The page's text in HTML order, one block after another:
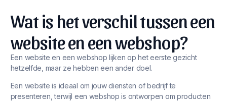
Wat is het verschil tussen een
website en een webshop?
Een website en een webshop lijken op het eerste gezicht
hetzelfde, maar ze hebben een ander doel.
Een website is ideaal om jouw diensten of bedrijf te
presenteren, terwijl een webshop is ontworpen om producten